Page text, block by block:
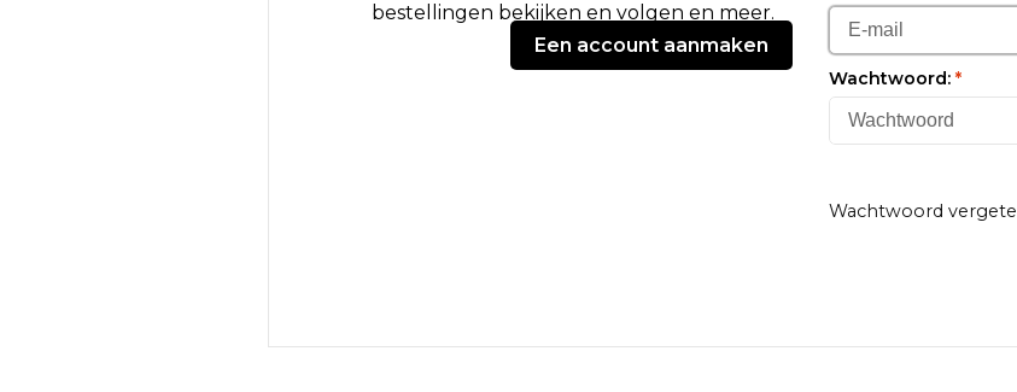
bestellingen bekijken en volgen en meer.
Een account aanmaken
Wachtwoord: *
Wachtwoord